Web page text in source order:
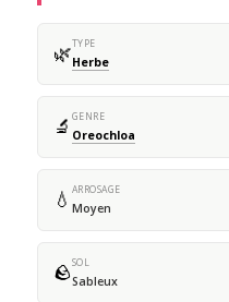
🌿TYPE
Herbe
🔬 GENRE
Oreochloa
💧 ARROSAGE
Moyen
🪨SOL
Sableux